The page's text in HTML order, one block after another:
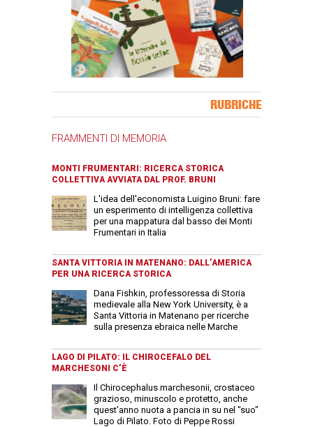
RUBRICHE
FRAMMENTI DI MEMORIA
MONTI FRUMENTARI: RICERCA STORICA
COLLETTIVA AVVIATA DAL PROF. BRUNI
L'idea dell'economista Luigino Bruni: fare
un esperimento di intelligenza collettiva
per una mappatura dal basso dei Monti
Frumentari in Italia
SANTA VITTORIA IN MATENANO: DALL’AMERICA
PER UNA RICERCA STORICA
Dana Fishkin, professoressa di Storia
medievale alla New York University, è a
Santa Vittoria in Matenano per ricerche
sulla presenza ebraica nelle Marche
LAGO DI PILATO: IL CHIROCEFALO DEL
MARCHESONI C’È
Il Chirocephalus marchesonii, crostaceo
grazioso, minuscolo e protetto, anche
quest'anno nuota a pancia in su nel "suo"
Lago di Pilato. Foto di Peppe Rossi